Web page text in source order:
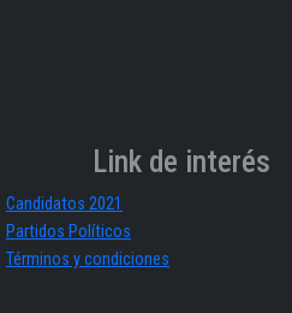
Link de interés
Candidatos 2021
Partidos Políticos
Términos y condiciones